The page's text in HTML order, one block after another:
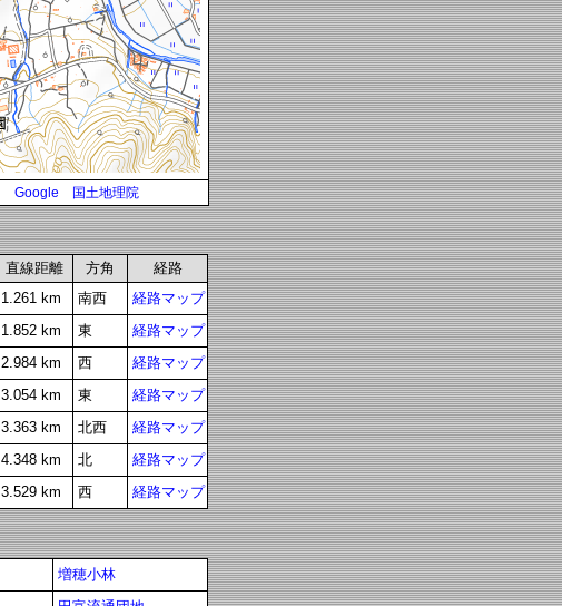
Google 国土地理院
直線距離 方角
経路
1.261 km 南西
経路マップ
1.852 km 東
経路マップ
2.984 km 西
経路マップ
3.054 km 東
経路マップ
3.363 km 北西
経路マップ
4.348 km 北
経路マップ
3.529 km 西 経路マップ
増穂小林